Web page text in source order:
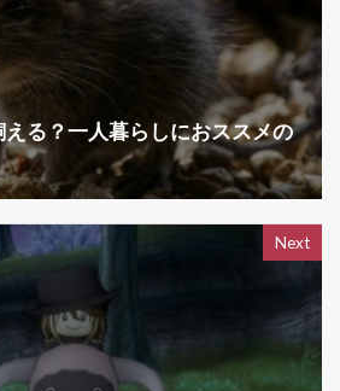
る？一人暮らしにおススメの
Next